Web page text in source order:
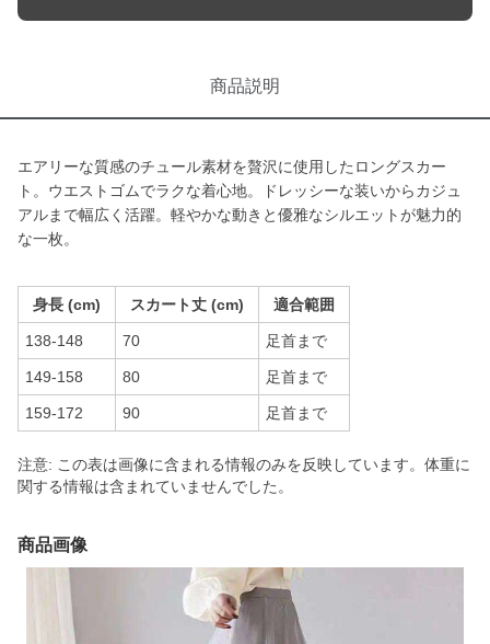
商品説明
エアリーな質感のチュール素材を贅沢に使用したロングスカー
ト。ウエストゴムでラクな着心地。ドレッシーな装いからカジュ
アルまで幅広く活躍。軽やかな動きと優雅なシルエットが魅力的
な一枚。
身長 (cm) スカート丈 (cm) 適合範囲
138-148 70 足首まで
149-158 80 足首まで
159-172 90 足首まで
注意: この表は画像に含まれる情報のみを反映しています。体重に
関する情報は含まれていませんでした。
商品画像